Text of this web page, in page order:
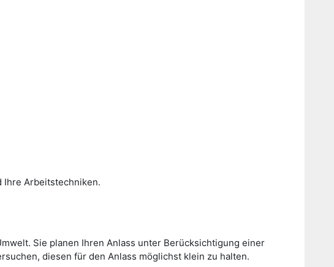
Ihre Arbeitstechniken.
Sie planen Ihren Anlass unter Berücksichtigung einer
diesen für den Anlass möglichst klein zu halten.